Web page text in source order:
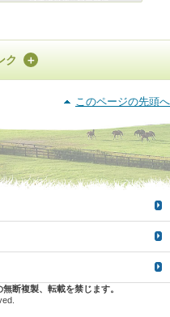
ク
このページの先頭へ
断複製、転載を禁じます。